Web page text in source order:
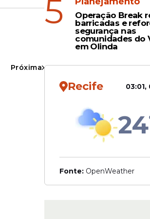
caráter
Próxima
5
Operação Break
barricadas e
segurança nas
comunidades do
em Olinda
Recife 03:01,
24
Fonte: OpenWeather